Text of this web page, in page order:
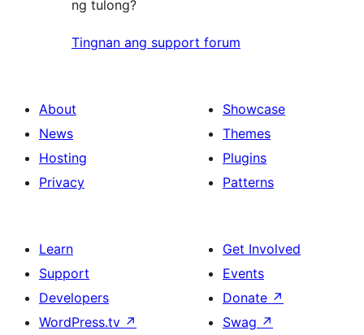
ng tulong?
Tingnan ang support forum
About
News
Hosting
Privacy
Showcase
Themes
Plugins
Patterns
Learn
Support
Developers
WordPress.tv ↗
Get Involved
Events
Donate ↗
Swag ↗